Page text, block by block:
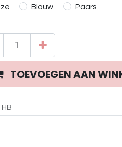
Blauw Paars
TOEVOEGEN AAN
HB